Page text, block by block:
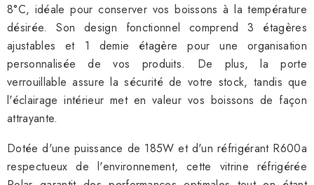
8°C, idéale pour conserver vos boissons à la température
désirée. Son design fonctionnel comprend 3 étagères
ajustables et 1 demie étagère pour une organisation
personnalisée de vos produits. De plus, la porte
verrouillable assure la sécurité de votre stock, tandis que
l'éclairage intérieur met en valeur vos boissons de façon
attrayante.
Dotée d'une puissance de 185W et d'un réfrigérant R600a
respectueux de l'environnement, cette vitrine réfrigérée